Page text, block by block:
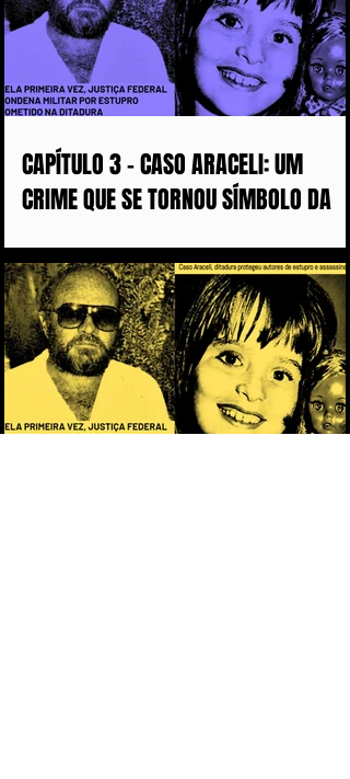
CAPÍTULO 3 - CASO ARACELI: UM
CRIME QUE SE TORNOU SÍMBOLO DA